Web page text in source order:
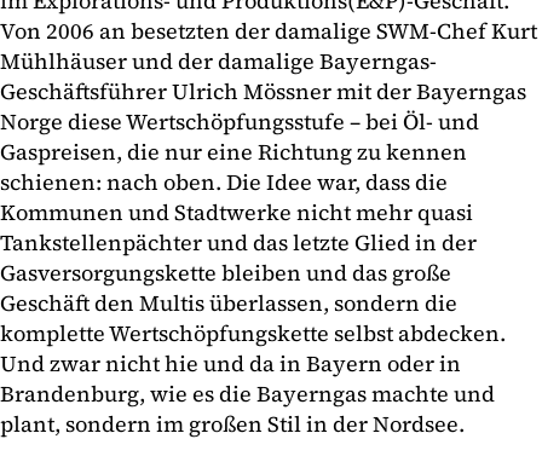
Von 2006 an besetzten der damalige SWM-Chef Kurt
Mühlhäuser und der damalige Bayerngas-
Geschäftsführer Ulrich Mössner mit der Bayerngas
Norge diese Wertschöpfungsstufe – bei Öl- und
Gaspreisen, die nur eine Richtung zu kennen
schienen: nach oben. Die Idee war, dass die
Kommunen und Stadtwerke nicht mehr quasi
Tankstellenpächter und das letzte Glied in der
Gasversorgungskette bleiben und das große
Geschäft den Multis überlassen, sondern die
komplette Wertschöpfungskette selbst abdecken.
Und zwar nicht hie und da in Bayern oder in
Brandenburg, wie es die Bayerngas machte und
plant, sondern im großen Stil in der Nordsee.